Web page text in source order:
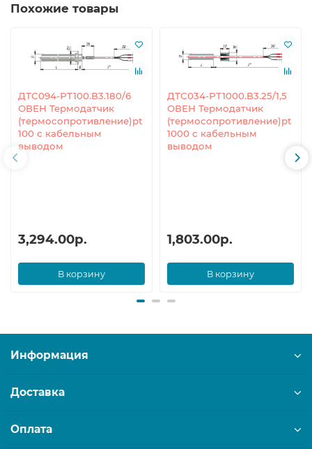
Похожие товары
ДТС094-РТ100.В3.180/6
ОВЕН Термодатчик
(термосопротивление)pt
100 с кабельным
выводом
3,294.00р.
В корзину
ДТС034-РТ1000.В3.25/1,5
ОВЕН Термодатчик
(термосопротивление)pt
1000 с кабельным
выводом
1,803.00р.
В корзину
Информация
Доставка
Оплата